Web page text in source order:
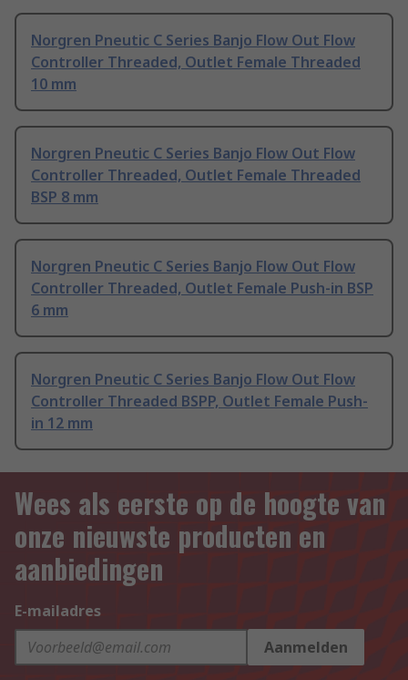
Norgren Pneutic C Series Banjo Flow Out Flow
Controller Threaded, Outlet Female Threaded
10 mm
Norgren Pneutic C Series Banjo Flow Out Flow
Controller Threaded, Outlet Female Threaded
BSP 8 mm
Norgren Pneutic C Series Banjo Flow Out Flow
Controller Threaded, Outlet Female Push-in BSP
6 mm
Norgren Pneutic C Series Banjo Flow Out Flow
Controller Threaded BSPP, Outlet Female Push-
in 12 mm
Wees als eerste op de hoogte van
onze nieuwste producten en
aanbiedingen
E-mailadres
Aanmelden